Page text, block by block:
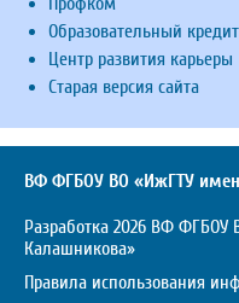
Образовательный
Центр развития карьеры
Старая версия сайта
ВФ ФГБОУ ВО «ИжГТУ
Разработка 2026 ВФ
Калашникова»
Правила использования